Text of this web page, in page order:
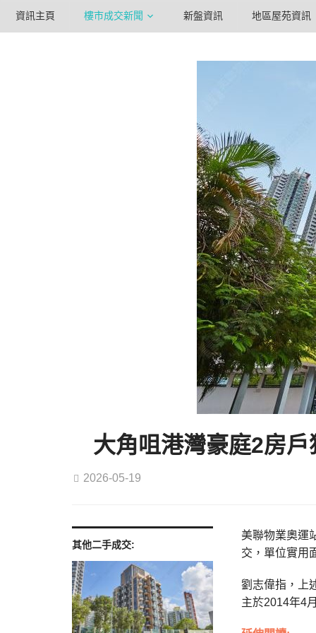
資訊主頁 樓市成交新聞 新盤資訊 地區屋苑資訊
大角咀港灣豪庭2房
2026-05-19
其他二手成交:
美聯物業奧運
交，單位實用
劉志偉指，上
主於2014年4